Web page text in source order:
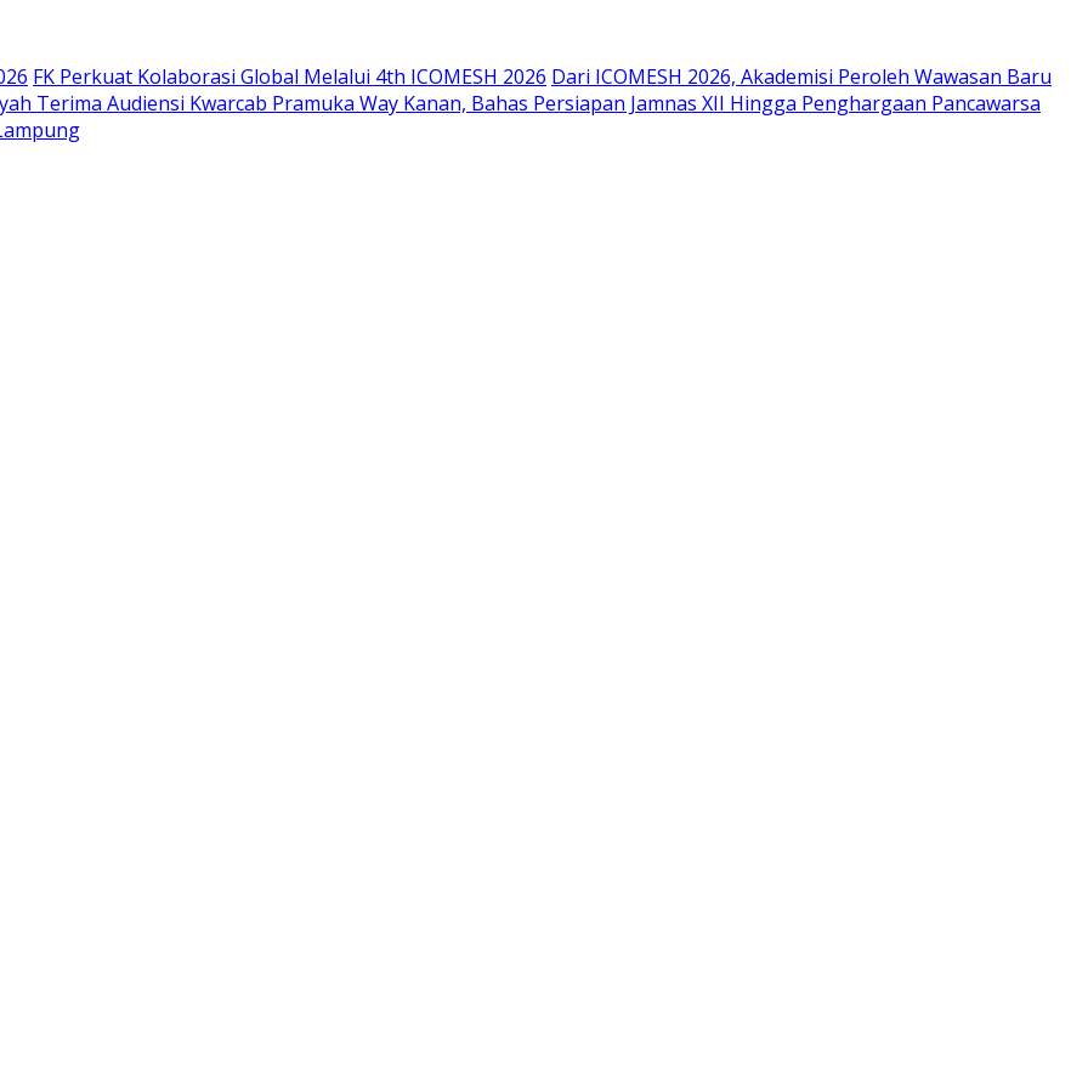
FK Perkuat Kolaborasi Global Melalui 4th ICOMESH 2026 Dari ICOMESH 2026, Akademisi Peroleh Wawasan Baru
Terima Audiensi Kwarcab Pramuka Way Kanan, Bahas Persiapan Jamnas XII Hingga Penghargaan Pancawarsa